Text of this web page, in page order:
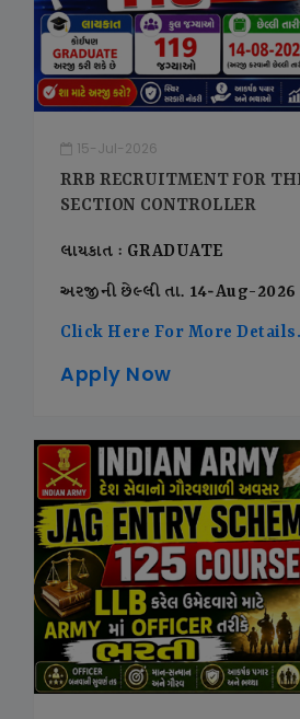
15-Jul-2026
RRB RECRUITMENT FOR
SECTION CONTROLLER
લાયકાત : GRADUATE
અરજીની છેલ્લી તા. 14-Aug-2026
Click Here For More
Apply Now